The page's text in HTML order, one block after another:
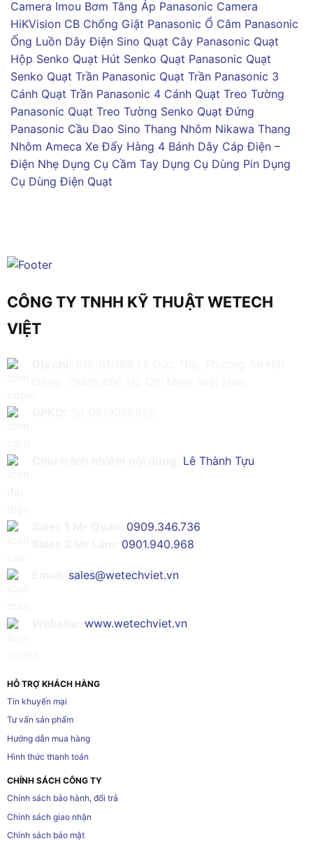
Camera Imou Bơm Tăng Áp Panasonic Camera
HiKVision CB Chống Giật Panasonic Ổ Cắm Panasonic
Ống Luồn Dây Điện Sino Quạt Cây Panasonic Quạt
Hộp Senko Quạt Hút Senko Quạt Panasonic Quạt
Senko Quạt Trần Panasonic Quạt Trần Panasonic 3
Cánh Quạt Trần Panasonic 4 Cánh Quạt Treo Tường
Panasonic Quạt Treo Tường Senko Quạt Đứng
Panasonic Cầu Dao Sino Thang Nhôm Nikawa Thang
Nhôm Ameca Xe Đẩy Hàng 4 Bánh Dây Cáp Điện –
Điện Nhẹ Dụng Cụ Cầm Tay Dụng Cụ Dùng Pin Dụng
Cụ Dùng Điện Quạt
CÔNG TY TNHH KỸ THUẬT WETECH
VIỆT
Lê Thành Tựu
0909.346.736
0901.940.968
sales@wetechviet.vn
www.wetechviet.vn
HỖ TRỢ KHÁCH HÀNG
Tin khuyến mại
Tư vấn sản phẩm
Hướng dẫn mua hàng
Hình thức thanh toán
CHÍNH SÁCH CÔNG TY
Chính sách bảo hành, đổi trả
Chính sách giao nhận
Chính sách bảo mật